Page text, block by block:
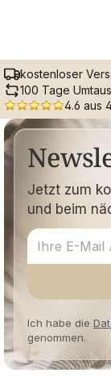
kostenloser
100 Tage
4.6 aus
Jetzt zum
und beim
Ich habe die
genommen.